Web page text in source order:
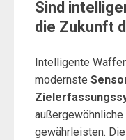
Sind
die Zukunft
Intelligente
modernste
gewährleisten.